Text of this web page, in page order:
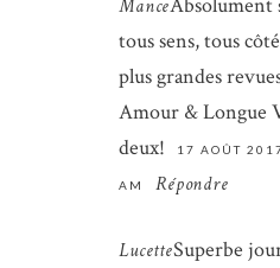
Mance
tous sens, tous
plus grandes
Amour & Longue
deux!
17 AOÛT
AM Répondre
LucetteSuperbe